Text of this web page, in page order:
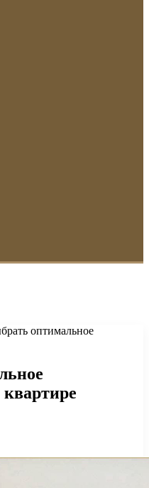
оптимальное